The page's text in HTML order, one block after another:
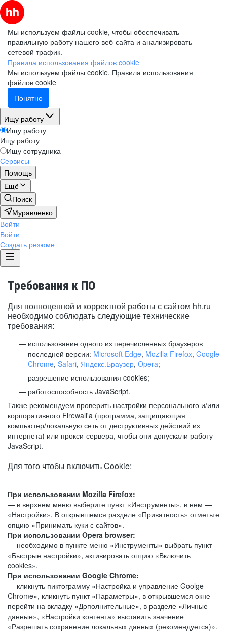
Мы используем файлы cookie, чтобы обеспечивать
правильную работу нашего веб-сайта и анализировать
сетевой трафик.
Правила использования файлов cookie
Мы используем файлы cookie. Правила использования
файлов cookie
Понятно
Ищу работу
Ищу работу
Ищу работу
Ищу сотрудника
Сервисы
Помощь
Ещё
Поиск
Муравленко
Войти
Войти
Создать резюме
Требования к ПО
Для полноценной и корректной работы с сайтом hh.ru
необходимо соблюдать следующие технические
требования:
использование одного из перечисленных браузеров
последней версии: Microsoft Edge, Mozilla Firefox, Google
Chrome, Safari, Яндекс.Браузер, Opera;
разрешение использования cookies;
работоспособность JavaScript.
Также рекомендуем проверить настройки персонального и/или
корпоративного Firewall'a (программа, защищающая
компьютер/локальную сеть от деструктивных действий из
интернета) или прокси-сервера, чтобы они допускали работу
JavaScript.
Для того чтобы включить Cookie:
При использовании Mozilla Firefox:
— в верхнем меню выберите пункт «Инструменты», в нем —
«Настройки». В открывшемся разделе «Приватность» отметьте
опцию «Принимать куки с сайтов».
При использовании Opera browser:
— необходимо в пункте меню «Инструменты» выбрать пункт
«Быстрые настройки», активировать опцию «Включить
cookies».
При использовании Google Chrome:
— кликнуть пиктограмму «Настройка и управление Goolge
Chrome», кликнуть пункт «Параметры», в открывшемся окне
перейти на вкладку «Дополнительные», в разделе «Личные
данные», «Настройки контента» выставить значение
«Разрешать сохранение локальных данных (рекомендуется)».